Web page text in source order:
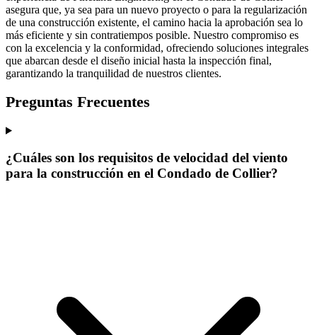
asegura que, ya sea para un nuevo proyecto o para la regularización
de una construcción existente, el camino hacia la aprobación sea lo
más eficiente y sin contratiempos posible. Nuestro compromiso es
con la excelencia y la conformidad, ofreciendo soluciones integrales
que abarcan desde el diseño inicial hasta la inspección final,
garantizando la tranquilidad de nuestros clientes.
Preguntas Frecuentes
¿Cuáles son los requisitos de velocidad del viento
para la construcción en el Condado de Collier?